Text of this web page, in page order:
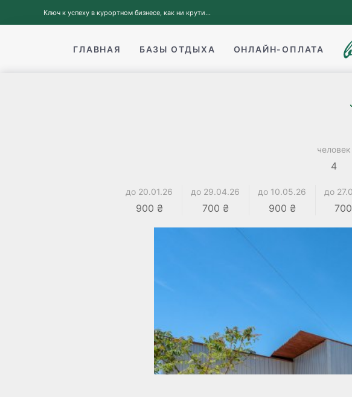
Ключ к успеху в курортном бизнесе, как ни крути...
ГЛАВНАЯ БАЗЫ ОТДЫХА ОНЛАЙН-ОПЛАТА
человек
4
до 20.01.26
900 ₴
до 29.04.26
700 ₴
до 10.05.26
900 ₴
до